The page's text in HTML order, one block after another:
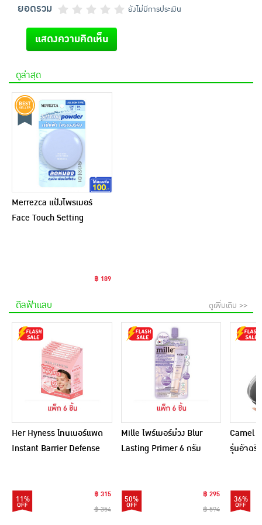
ยอดรวม ยังไม่มีการประเมิน
แสดงความคิดเห็น
ดูล่าสุด
Merrezca แป้งไพรเมอร์
Face Touch Setting
฿ 189
ดีลฟ้าแลบ ดูเพิ่มเติม >>
Her Hyness โทนเนอร์แพด
Instant Barrier Defense
11%
฿ 315
฿ 354
Mille ไพร์เมอร์ม่วง Blur
Lasting Primer 6 กรัม
50%
฿ 295
฿ 594
Camel
รุ่นอัจฉริ
36%